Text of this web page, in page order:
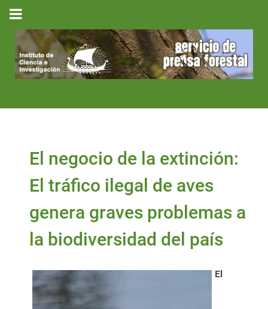
El negocio de la extinción:
El tráfico ilegal de aves
genera graves problemas a
la biodiversidad del país
El